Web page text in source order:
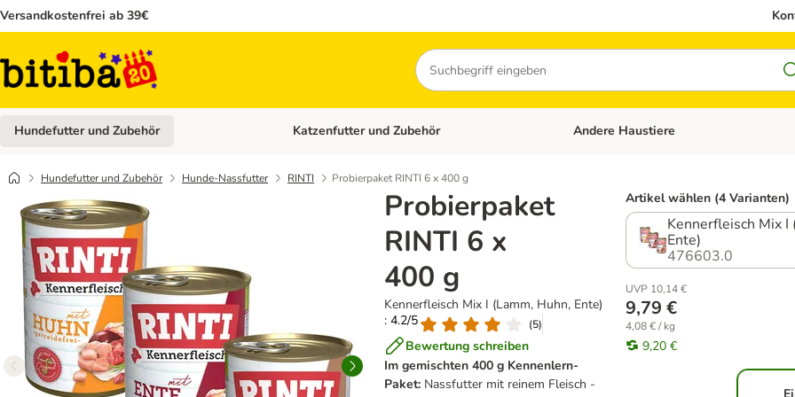
Versandkostenfrei ab 39€
Suchen
Hundefutter und Zubehör Kategorie-Menü öffnen: Hundefutter und Zubehör
Katzenfutter und Zubehör Kategorie-Menü öffnen: Katzenfutter und
Andere Haustiere
Hundefutter und Zubehör Hunde-Nassfutter RINTI Probierpaket RINTI 6 x 400 g
Probierpaket
RINTI 6 x
400 g
Kennerfleisch Mix I (Lamm, Huhn, Ente)
: 4.2/5
(5)
Bewertung schreiben
Im gemischten 400 g Kennenlern-
Paket: Nassfutter mit reinem Fleisch -
Artikel wählen (4 Varianten)
Kennerfleisch Mix I
Ente)
476603.0
UVP 10,14 €
9,79 €
4,08 € / kg
9,20 €